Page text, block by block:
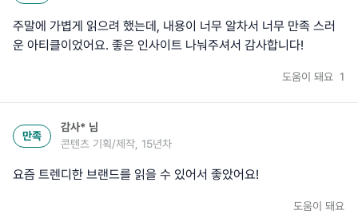
주말에 가볍게 읽으려 했는데, 내용이 너무 알차서 너무 만족 스러
운 아티클이었어요. 좋은 인사이트 나눠주셔서 감사합니다!
도움이 돼요 1
만족
감사* 님
콘텐츠 기획/제작, 15년차
요즘 트렌디한 브랜드를 읽을 수 있어서 좋았어요!
도움이 돼요